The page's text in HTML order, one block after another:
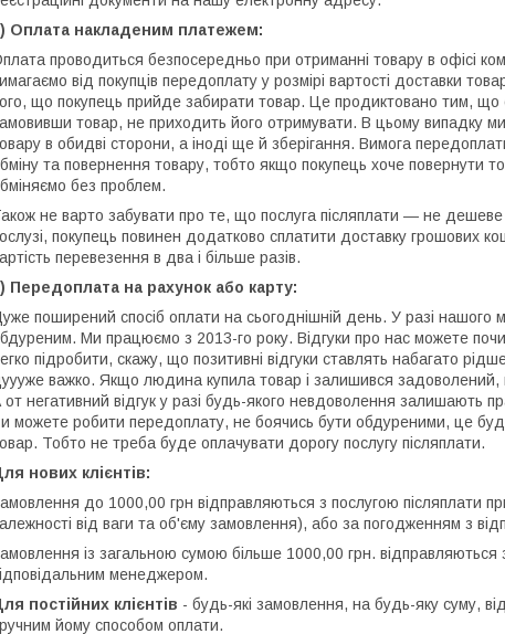
Оплата накладеним платежем:
проводиться безпосередньо при отриманні товару в офісі
від покупців передоплату у розмірі вартості доставки
що покупець прийде забирати товар. Це продиктовано тим, що
товар, не приходить його отримувати. В цьому випадку
в обидві сторони, а іноді ще й зберігання. Вимога
та повернення товару, тобто якщо покупець хоче повернути
без проблем.
не варто забувати про те, що послуга післяплати ― не
покупець повинен додатково сплатити доставку грошових
перевезення в два і більше разів.
Передоплата на рахунок або карту:
поширений спосіб оплати на сьогоднішній день. У разі нашого
Ми працюємо з 2013-го року. Відгуки про нас можете
підробити, скажу, що позитивні відгуки ставлять набагато
важко. Якщо людина купила товар і залишився задоволений,
от негативний відгук у разі будь-якого невдоволення залишають
можете робити передоплату, не боячись бути обдуреними, це
Тобто не треба буде оплачувати дорогу послугу післяплати.
нових клієнтів:
до 1000,00 грн відправляються з послугою післяплати
від ваги та об'єму замовлення), або за погодженням з
із загальною сумою більше 1000,00 грн. відправляються
менеджером.
постійних клієнтів - будь-які замовлення, на будь-яку суму,
йому способом оплати.